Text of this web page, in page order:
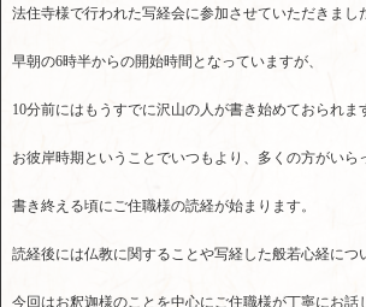
法住寺様で行われた写経会に参加させていただきまし
早朝の6時半からの開始時間となっていますが、
10分前にはもうすでに沢山の人が書き始めておられま
お彼岸時期ということでいつもより、多くの方がいら
書き終える頃にご住職様の読経が始まります。
読経後には仏教に関することや写経した般若心経につ
今回はお釈迦様のことを中心にご住職様が丁寧にお話